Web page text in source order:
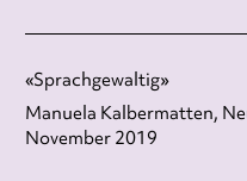
«Sprachgewaltig»
Manuela Kalbermatten,
November 2019